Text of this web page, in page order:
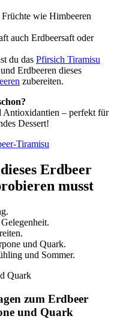
Früchte wie Himbeeren
auch Erdbeersaft oder
du das Pfirsich Tiramisu
Erdbeeren dieses
zubereiten.
Antioxidantien – perfekt für
Dessert!
Erdbeer
musst
und Quark.
und Sommer.
zum Erdbeer
und Quark